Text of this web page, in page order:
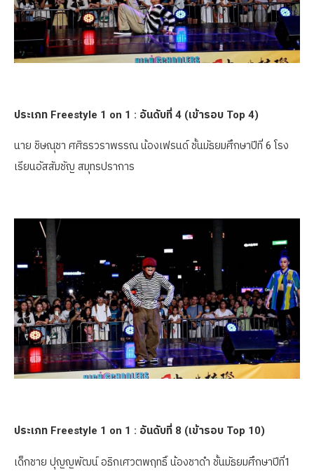
ประเภท Freestyle 1 on 1 : อันดับที่ 4 (เข้ารอบ Top 4)
นาย ชิษณุชา ศศิธรวราพรรณ น้องเฟรนด์ ชั้นมัธยมศึกษาปีที่ 6 โรง
เรียนอัสสัมชัญ สมุทรปราการ
ประเภท Freestyle 1 on 1 : อันดับที่ 8 (เข้ารอบ Top 10)
เด็กชาย ปุญญพัฒน์ อธิกเศวตพฤทธิ์ น้องชาดำ ชั้นมัธยมศึกษาปีที่1